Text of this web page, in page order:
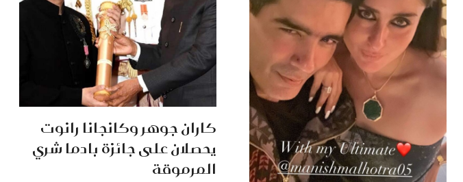
كاران جوهر وكانجانا رانوت
يحصلان على جائزة بادما شري
المرموقة